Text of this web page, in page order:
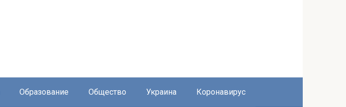
Образование Общество Украина Коронавирус